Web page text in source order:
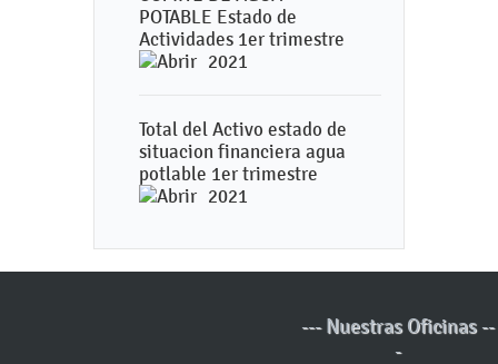
POTABLE Estado de
Actividades 1er trimestre
2021
Total del Activo estado de
situacion financiera agua
potlable 1er trimestre
2021
--- Nuestras Oficinas --
-